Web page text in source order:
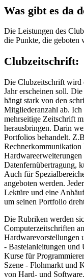
Was gibt es da
Die Leistungen des
die Punkte, die geboten
Clubzeitschrift:
Die Clubzeitschrift wird
Jahr erscheinen soll.
hängt stark von den
Mitgliederanzahl ab.
mehrseitige Zeitschrift
herausbringen. Darin
Portfolios behandelt.
Rechnerkommunikation
Hardwareerweiterungen
Datenfernübertragung,
Auch für
angeboten werden.
Lektüre und eine
um seinen Portfolio
Die Rubriken werden
Computerzeitschriften
Hardwarevorstellungen
- Bastelanleitungen
Kurse für
Szene - Flohmarkt und
von Hard- und